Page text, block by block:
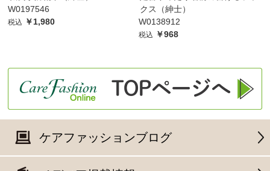
W0197546
税込 ￥1,980
クス（紳士）
W0138912
税込 ￥968
ケアファッションブログ